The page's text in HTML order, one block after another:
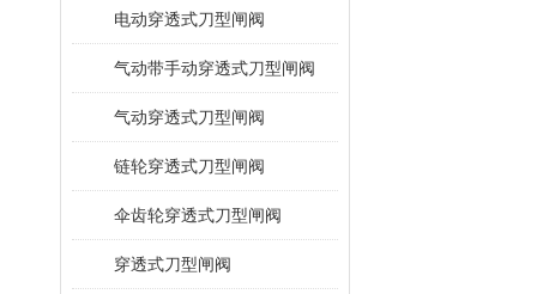
电动穿透式刀型闸阀
气动带手动穿透式刀型闸阀
气动穿透式刀型闸阀
链轮穿透式刀型闸阀
伞齿轮穿透式刀型闸阀
穿透式刀型闸阀